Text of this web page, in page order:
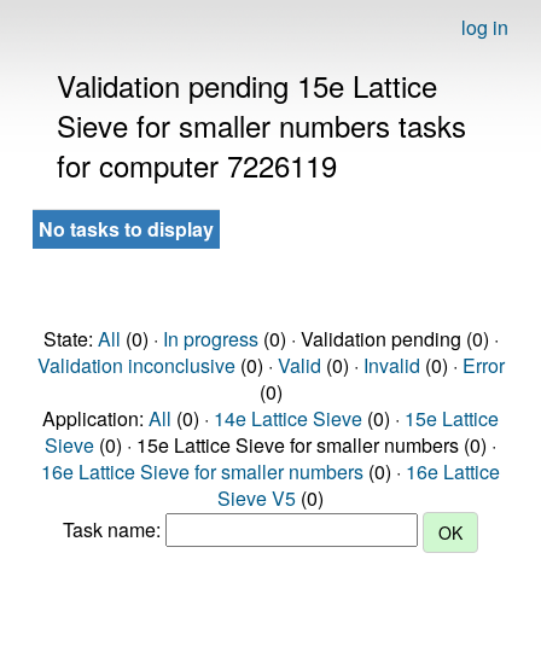
log in
Validation pending 15e Lattice
Sieve for smaller numbers tasks
for computer 7226119
No tasks to display
State: All (0) · In progress(0) · Validation pending (0) ·
Validation inconclusive(0) · Valid (0) · Invalid (0) · Error
(0)
Application: All (0) · 14e Lattice Sieve (0) · 15e Lattice
Sieve (0) · 15e Lattice Sieve for smaller numbers (0) ·
16e Lattice Sieve for smaller numbers (0) · 16e Lattice
Sieve V5 (0)
Task name: